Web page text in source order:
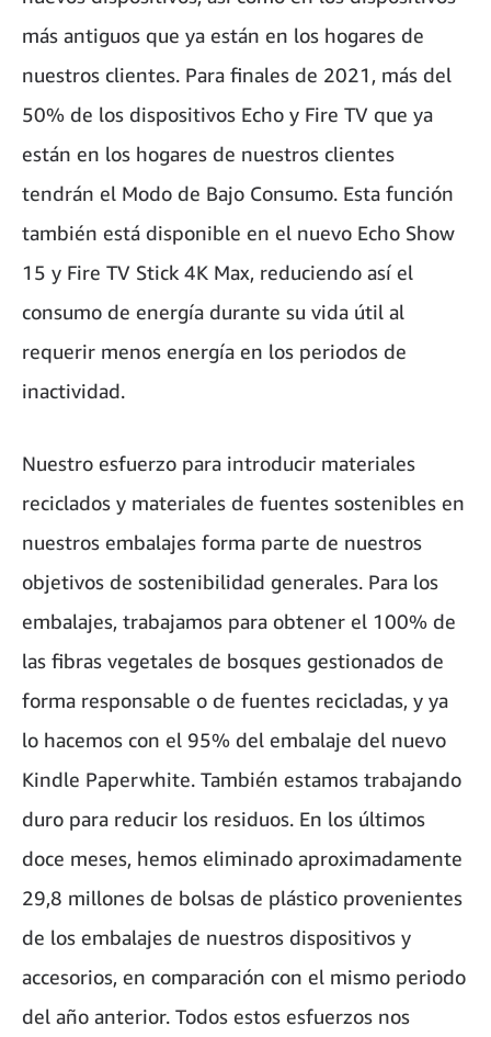
más antiguos que ya están en los hogares de
nuestros clientes. Para finales de 2021, más del
50% de los dispositivos Echo y Fire TV que ya
están en los hogares de nuestros clientes
tendrán el Modo de Bajo Consumo. Esta función
también está disponible en el nuevo Echo Show
15 y Fire TV Stick 4K Max, reduciendo así el
consumo de energía durante su vida útil al
requerir menos energía en los periodos de
inactividad.
Nuestro esfuerzo para introducir materiales
reciclados y materiales de fuentes sostenibles en
nuestros embalajes forma parte de nuestros
objetivos de sostenibilidad generales. Para los
embalajes, trabajamos para obtener el 100% de
las fibras vegetales de bosques gestionados de
forma responsable o de fuentes recicladas, y ya
lo hacemos con el 95% del embalaje del nuevo
Kindle Paperwhite. También estamos trabajando
duro para reducir los residuos. En los últimos
doce meses, hemos eliminado aproximadamente
29,8 millones de bolsas de plástico provenientes
de los embalajes de nuestros dispositivos y
accesorios, en comparación con el mismo periodo
del año anterior. Todos estos esfuerzos nos